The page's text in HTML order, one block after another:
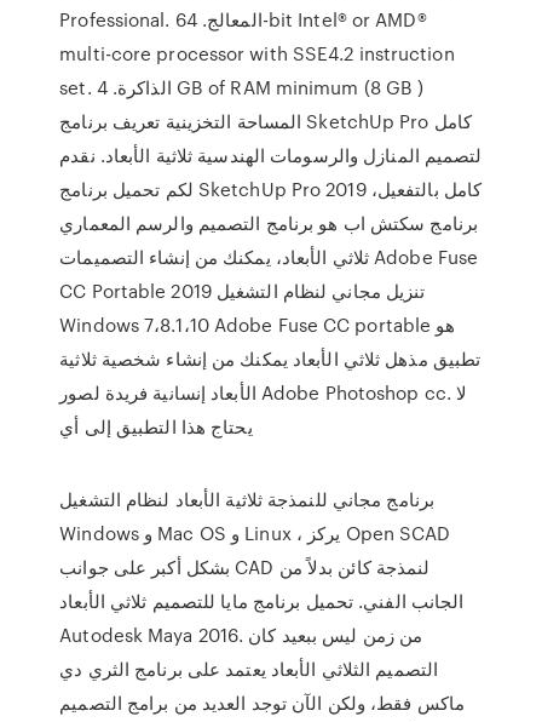
Professional. المعالج. 64-bit Intel® or AMD®
multi-core processor with SSE4.2 instruction
set. الذاكرة. 4 GB of RAM minimum (8 GB )
المساحة التخزينية تعريف برنامج SketchUp Pro كامل
لتصميم المنازل والرسومات الهندسية ثلاثية الأبعاد. نقدم
لكم تحميل برنامج SketchUp Pro 2019 كامل بالتفعيل،
برنامج سكتش اب هو برنامج التصميم والرسم المعماري
ثلاثي الأبعاد، يمكنك من إنشاء التصميمات Adobe Fuse
CC Portable 2019 تنزيل مجاني لنظام التشغيل
Windows 7،8.1،10 Adobe Fuse CC portable هو
تطبيق مذهل ثلاثي الأبعاد يمكنك من إنشاء شخصية ثلاثية
الأبعاد إنسانية فريدة لصور Adobe Photoshop cc. لا
يحتاج هذا التطبيق إلى أي
برنامج مجاني للنمذجة ثلاثية الأبعاد لنظام التشغيل
Windows و Mac OS و Linux ، يركز Open SCAD
بشكل أكبر على جوانب CAD لنمذجة كائن بدلاً من
الجانب الفني. تحميل برنامج مايا للتصميم ثلاثي الأبعاد
Autodesk Maya 2016. من زمن ليس ببعيد كان
التصميم الثلاثي الأبعاد يعتمد على برنامج الثري دي
ماكس فقط، ولكن الآن توجد العديد من برامج التصميم